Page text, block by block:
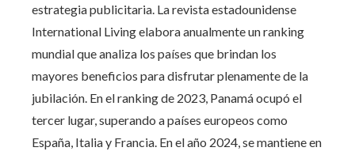
estrategia publicitaria. La revista estadounidense
International Living elabora anualmente un ranking
mundial que analiza los países que brindan los
mayores beneficios para disfrutar plenamente de la
jubilación. En el ranking de 2023, Panamá ocupó el
tercer lugar, superando a países europeos como
España, Italia y Francia. En el año 2024, se mantiene en